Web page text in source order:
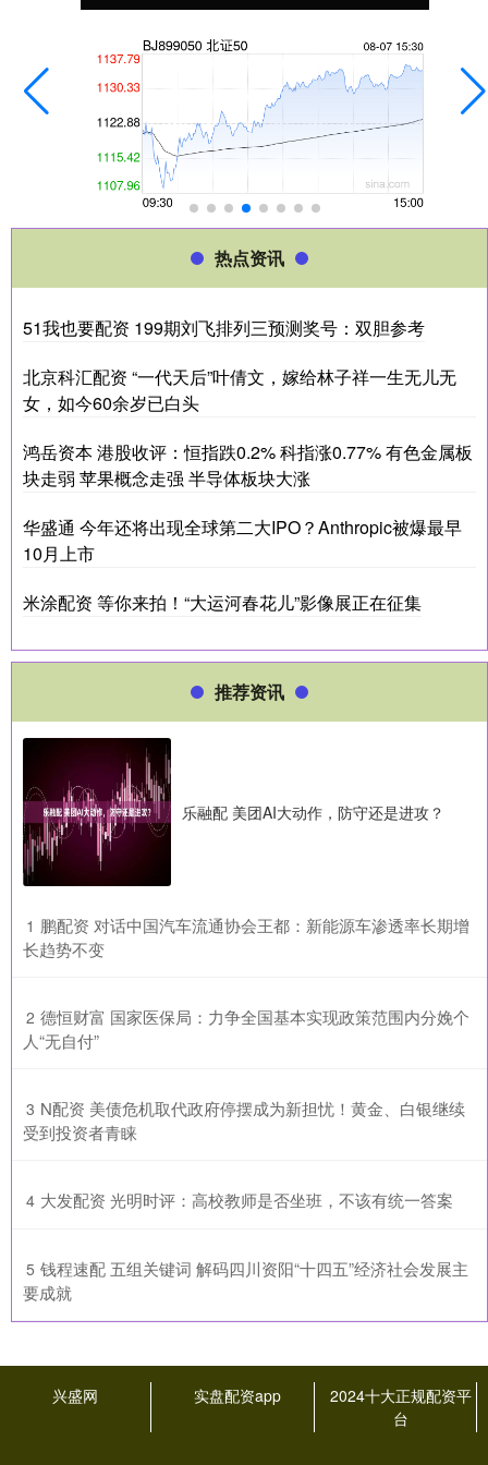
热点资讯
51我也要配资 199期刘飞排列三预测奖号：双胆参考
北京科汇配资 “一代天后”叶倩文，嫁给林子祥一生无儿无
女，如今60余岁已白头
鸿岳资本 港股收评：恒指跌0.2% 科指涨0.77% 有色金属板
块走弱 苹果概念走强 半导体板块大涨
华盛通 今年还将出现全球第二大IPO？Anthropic被爆最早
10月上市
米涂配资 等你来拍！“大运河春花儿”影像展正在征集
推荐资讯
乐融配 美团AI大动作，防守还是进攻？
1 ​鹏配资 对话中国汽车流通协会王都：新能源车渗透率长期增
长趋势不变
2 ​德恒财富 国家医保局：力争全国基本实现政策范围内分娩个
人“无自付”
3 ​N配资 美债危机取代政府停摆成为新担忧！黄金、白银继续
受到投资者青睐
4 ​大发配资 光明时评：高校教师是否坐班，不该有统一答案
5 ​钱程速配 五组关键词 解码四川资阳“十四五”经济社会发展主
要成就
兴盛网 实盘配资app
2024十大正规配资平
台